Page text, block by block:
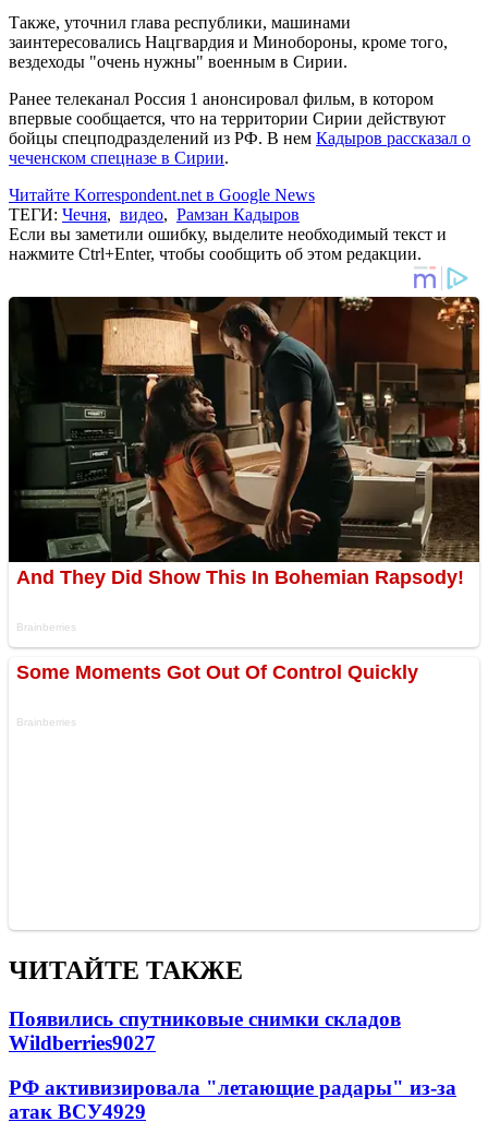
Также, уточнил глава республики, машинами
заинтересовались Нацгвардия и Минобороны, кроме того,
вездеходы "очень нужны" военным в Сирии.
Ранее телеканал Россия 1 анонсировал фильм, в котором
впервые сообщается, что на территории Сирии действуют
бойцы спецподразделений из РФ. В нем Кадыров рассказал о
чеченском спецназе в Сирии.
Читайте Korrespondent.net в Google News
ТЕГИ: Чечня, видео, Рамзан Кадыров
Если вы заметили ошибку, выделите необходимый текст и
нажмите Ctrl+Enter, чтобы сообщить об этом редакции.
ЧИТАЙТЕ ТАКЖЕ
Появились спутниковые снимки складов
Wildberries9027
РФ активизировала "летающие радары" из-за
атак ВСУ4929